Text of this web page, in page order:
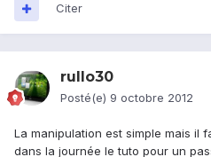
Citer
rullo30
Posté(e) 9 octobre 2012
La manipulation est simple mais il
dans la journée le tuto pour un